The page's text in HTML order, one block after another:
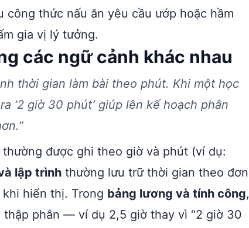
công thức nấu ăn yêu cầu ướp hoặc hầm
gia vị lý tưởng.
các ngữ cảnh khác nhau
thời gian làm bài theo phút. Khi một học
‘2 giờ 30 phút’ giúp lên kế hoạch phân
thường được ghi theo giờ và phút (ví dụ:
lập trình thường lưu trữ thời gian theo đơn
hiển thị. Trong bảng lương và tính công,
phân — ví dụ 2,5 giờ thay vì “2 giờ 30